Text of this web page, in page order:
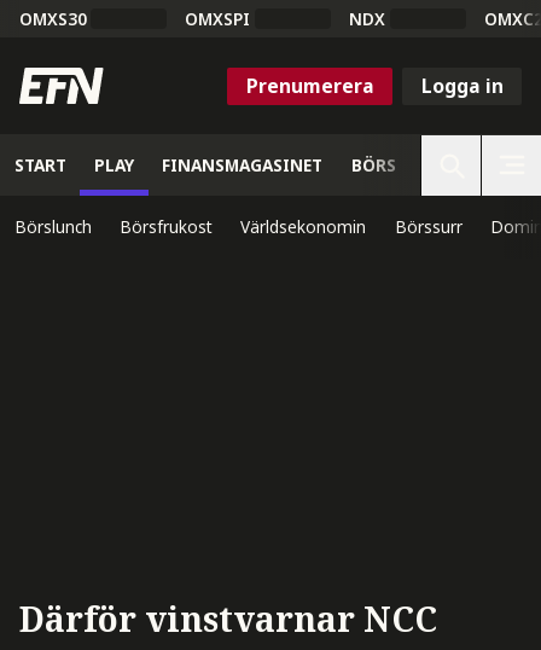
OMXS30 OMXSPI NDX
Prenumerera Logga in
START PLAY FINANSMAGASINET BÖRS
Börslunch Börsfrukost Världsekonomin Börssurr
Därför vinstvarnar NCC